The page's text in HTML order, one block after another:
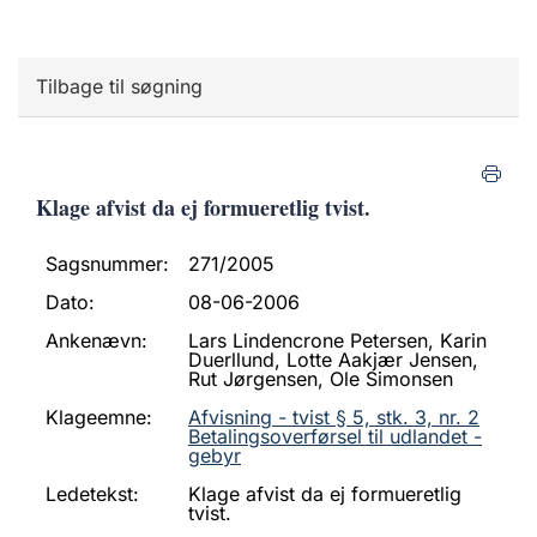
Tilbage til søgning
Klage afvist da ej formueretlig tvist.
Sagsnummer:
271/2005
Dato:
08-06-2006
Ankenævn:
Lars Lindencrone Petersen, Karin
Duerllund, Lotte Aakjær Jensen,
Rut Jørgensen, Ole Simonsen
Klageemne:
Afvisning - tvist § 5, stk. 3, nr. 2
Betalingsoverførsel til udlandet -
gebyr
Ledetekst:
Klage afvist da ej formueretlig
tvist.